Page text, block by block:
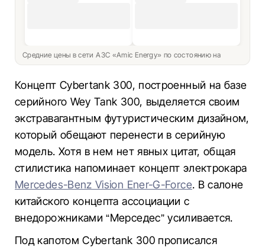
Средние цены в сети АЗС «Amic Energy» по состоянию на
Концепт Cybertank 300, построенный на базе
серийного Wey Tank 300, выделяется своим
экстравагантным футуристическим дизайном,
который обещают перенести в серийную
модель. Хотя в нем нет явных цитат, общая
стилистика напоминает концепт электрокара
Mercedes-Benz Vision Ener-G-Force. В салоне
китайского концепта ассоциации с
внедорожниками “Мерседес” усиливается.
Под капотом Cybertank 300 прописался